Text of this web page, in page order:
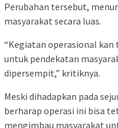
Perubahan tersebut,
masyarakat secara luas.
“Kegiatan operasional
untuk pendekatan
dipersempit,” kritiknya.
Meski dihadapkan pada
berharap operasi ini bisa
mengimbau masyarakat